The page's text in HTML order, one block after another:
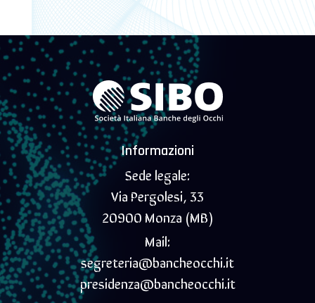
Informazioni
Sede legale:
Via Pergolesi, 33
20900 Monza (MB)
Mail:
segreteria@bancheocchi.it
presidenza@bancheocchi.it